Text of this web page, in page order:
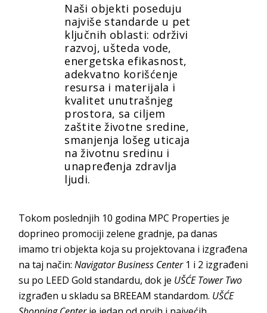
Naši objekti poseduju
najviše standarde u pet
ključnih oblasti: održivi
razvoj, ušteda vode,
energetska efikasnost,
adekvatno korišćenje
resursa i materijala i
kvalitet unutrašnjeg
prostora, sa ciljem
zaštite životne sredine,
smanjenja lošeg uticaja
na životnu sredinu i
unapređenja zdravlja
ljudi.
Tokom poslednjih 10 godina MPC Properties je
doprineo promociji zelene gradnje, pa danas
imamo tri objekta koja su projektovana i izgrađena
na taj način:Navigator Business Center1 i 2 izgrađeni
su po LEED Gold standardu, dok je UŠĆE Tower Two
izgrađen u skladu sa BREEAM standardom. UŠĆE